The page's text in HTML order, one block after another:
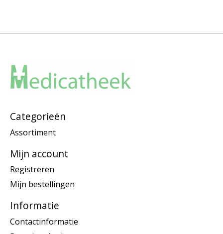
Categorieën
Assortiment
Mijn account
Registreren
Mijn bestellingen
Informatie
Contactinformatie